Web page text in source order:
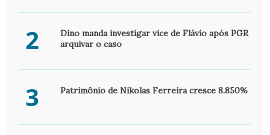
2
Dino manda investigar vice de Flávio após PGR
arquivar o caso
3 Patrimônio de Nikolas Ferreira cresce 8.850%